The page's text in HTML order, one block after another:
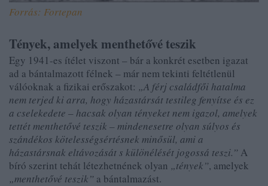
Forrás: Fortepan
Tények, amelyek menthetővé teszik
Egy 1941-es ítélet viszont – bár a konkrét esetben igazat
ad a bántalmazott félnek – már nem tekinti feltétlenül
válóoknak a fizikai erőszakot: „A férj családfői hatalma
nem terjed ki arra, hogy házastársát testileg fenyítse és ez
a cselekedete – hacsak olyan tényeket nem igazol, amelyek
tettét menthetővé teszik – mindenesetre olyan súlyos és
szándékos kötelességsértésnek minősül, ami a
házastársnak eltávozását s különélését jogossá teszi.” A
bíró szerint tehát létezhetnének olyan „tények”, amelyek
„menthetővé teszik” a bántalmazást.